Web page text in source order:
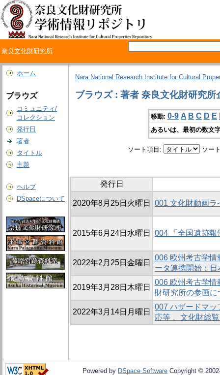
奈良文化財研究所
ホーム
ブラウズ
コミュニティ/
コレクション
発行日
著者
タイトル
主題
ヘルプ
DSpaceについて
Nara National Research Institute for Cultural
ブラウズ : 著者 奈良文化財研究
移動: 0-9 A B C D E
あるいは、最初の数文
ソート項目: ソー
発行日
2020年8月25日火曜日 001 文化財動画ラ
2015年6月24日水曜日 004 「全国遺跡報
2022年2月25日金曜日
006 欧州考古学
ータ連携開始：
2019年3月28日木曜日
006 欧州考古学
財研究所の参画に
2022年3月14日月曜日
007 ハザードマッ
応等 、文化財総
Powered by DSpace Software Copyright ©